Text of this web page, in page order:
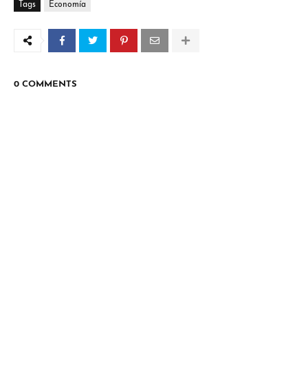
Tags Economía
0 COMMENTS